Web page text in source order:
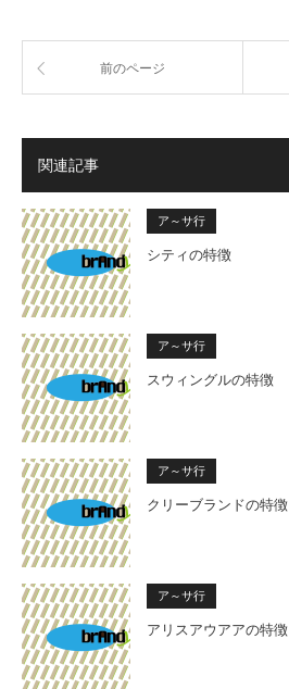
前のページ
関連記事
ア～サ行
シティの特徴
ア～サ行
スウィングルの特徴
ア～サ行
クリーブランドの特徴
ア～サ行
アリスアウアアの特徴